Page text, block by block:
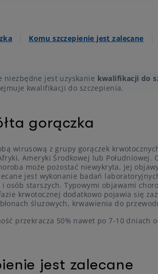
Komu szczepienie jest zalecane
niezbędne jest uzyskanie kwalifikacji do
kwalifikacji do szczepienia.
gorączka
wirusową z grupy gorączek
Ameryki Środkowej lub Południowej.
może pozostać niewykryta, jej
jest wykonanie badań
osób starszych. Typowymi objawami
krwotocznej dodatkowo pojawia się
śluzowych, krwawienia do
przekracza 50% nawet po 7-10 dniach
jest zalecane